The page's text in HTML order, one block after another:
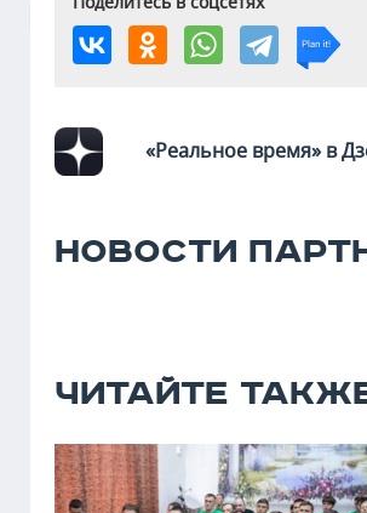
«Реальное время» в
НОВОСТИ
ЧИТАЙТЕ